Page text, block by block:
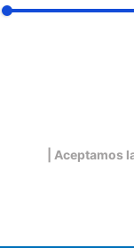
| Aceptamos